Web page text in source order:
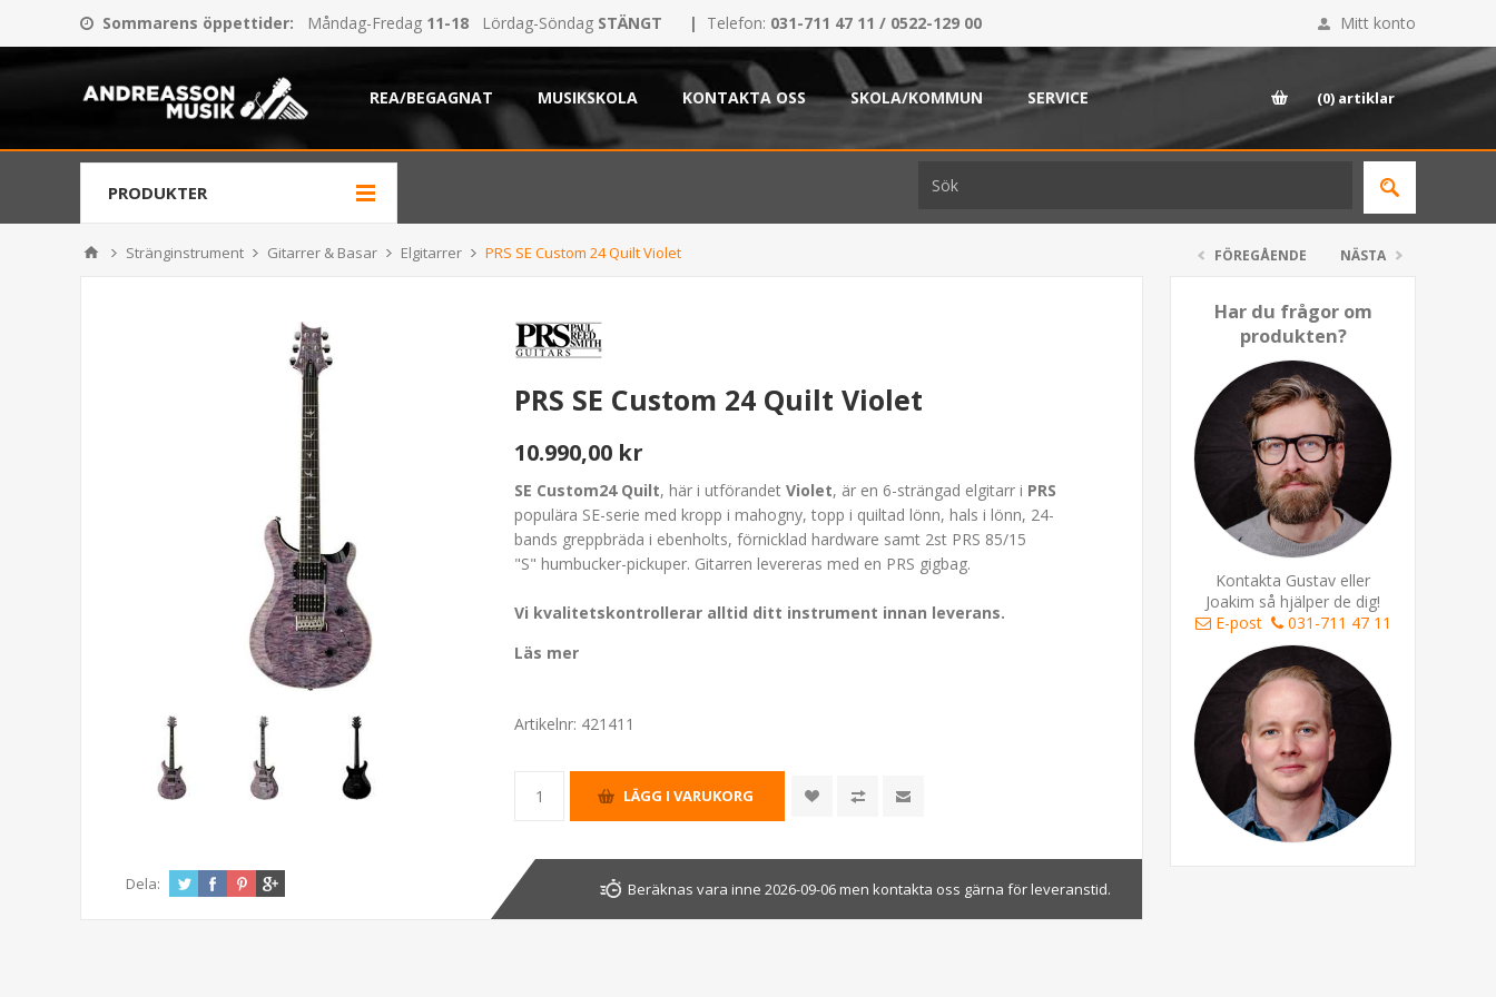
Sommarens öppettider: Måndag-Fredag 11-18 Lördag-Söndag STÄNGT | Telefon: 031-711 47 11 / 0522-129 00 Mitt konto
REA/BEGAGNAT MUSIKSKOLA KONTAKTA OSS SKOLA/KOMMUN SERVICE (0) artiklar
PRODUKTER
Stränginstrument Gitarrer & Basar Elgitarrer PRS SE Custom 24 Quilt Violet FÖREGÅENDE NÄSTA
Har du frågor om
produkten?
Kontakta Gustav eller
Joakim så hjälper de dig!
E-post
031-711 47 11
PRS SE Custom 24 Quilt Violet
10.990,00 kr
SE Custom24 Quilt, här i utförandetViolet, är en 6-strängad elgitarr i PRS
populära SE-serie med kropp i mahogny, topp i quiltad lönn, hals i lönn, 24-
bands greppbräda i ebenholts, förnicklad hardware samt 2st PRS 85/15
"S" humbucker-pickuper. Gitarren levereras med en PRS gigbag.
Vi kvalitetskontrollerar alltid ditt instrument innan leverans.
Läs mer
Artikelnr: 421411
Dela: Beräknas vara inne 2026-09-06 men kontakta oss gärna för leveranstid.